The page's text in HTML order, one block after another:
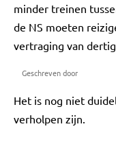
minder treinen
de NS moeten
vertraging van
Geschreven door
Het is nog niet
verholpen zijn.